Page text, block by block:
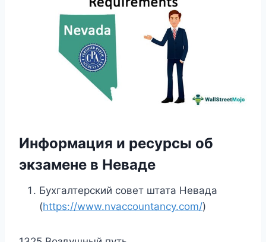
Информация и ресурсы об
экзамене в Неваде
Бухгалтерский совет штата Невада
(https://www.nvaccountancy.com/)